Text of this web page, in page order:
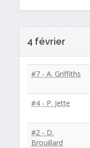
4 février
#7 - A. Griffiths
#4 - P. Jette
#2 - D.
Brouillard